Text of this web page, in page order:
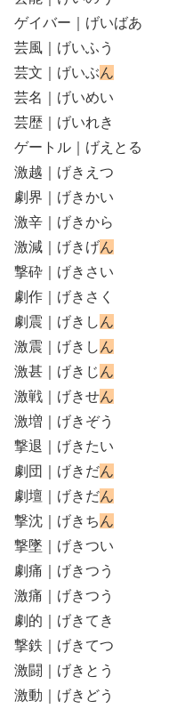
ゲイバー｜げいばあ
芸風｜げいふう
芸文｜げいぶん
芸名｜げいめい
芸歴｜げいれき
ゲートル｜げえとる
激越｜げきえつ
劇界｜げきかい
激辛｜げきから
激減｜げきげん
撃砕｜げきさい
劇作｜げきさく
劇震｜げきし ん
激震｜げきし ん
激甚｜げきじ ん
激戦｜げきせん
激増｜げきぞう
撃退｜げきたい
劇団｜げきだん
劇壇｜げきだん
撃沈｜げきち ん
撃墜｜げきつい
劇痛｜げきつう
激痛｜げきつう
劇的｜げきてき
撃鉄｜げきてつ
激闘｜げきとう
激動｜げきどう